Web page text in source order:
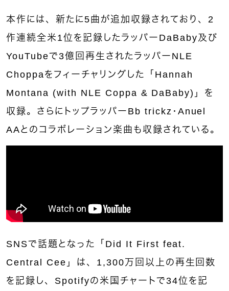
本作には、新たに5曲が追加収録されており、2
作連続全米1位を記録したラッパーDaBaby及び
YouTubeで3億回再生されたラッパーNLE
Choppaをフィーチャリングした「Hannah
Montana (with NLE Coppa & DaBaby)」を
収録。さらにトップラッパーBb trickz・Anuel
AAとのコラボレーション楽曲も収録されている。
SNSで話題となった「Did It First feat.
Central Cee」は、1,300万回以上の再生回数
を記録し、Spotifyの米国チャートで34位を記